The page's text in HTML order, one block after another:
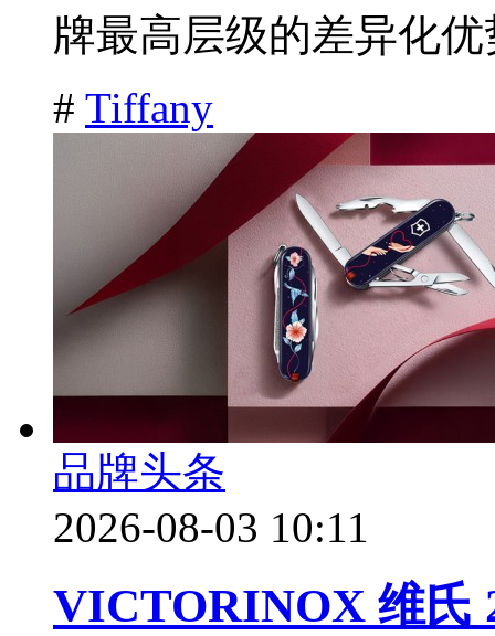
牌最高层级的差异化优
# Tiffany
品牌头条
2026-08-03 10:11
VICTORINOX 维氏